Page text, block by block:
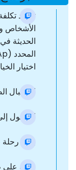
تعتمد
الأشخاص
الحديثة
اختيار
استقبال
الوصول
بداية
جولة